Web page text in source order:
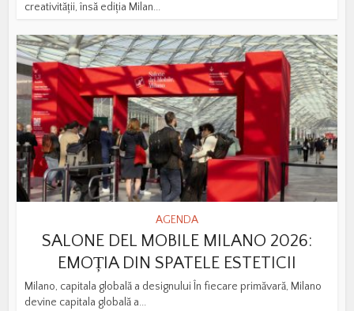
creativității, însă ediția Milan...
AGENDA
SALONE DEL MOBILE MILANO 2026:
EMOȚIA DIN SPATELE ESTETICII
Milano, capitala globală a designului În fiecare primăvară, Milano
devine capitala globală a...